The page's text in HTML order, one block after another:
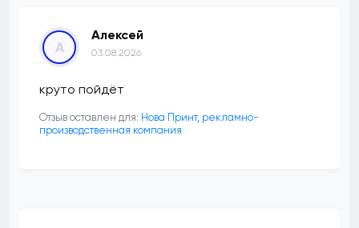
А
Алексей
03.08.2026
круто пойдёт
Отзыв оставлен для: Нова Принт, рекламно-
производственная компания